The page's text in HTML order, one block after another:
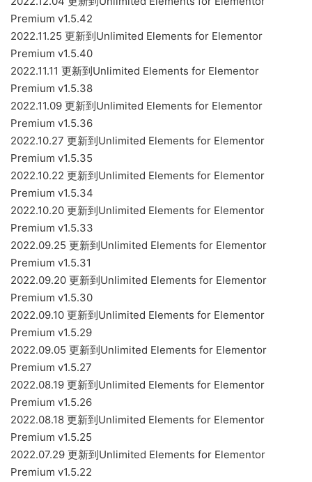
Premium v1.5.42
2022.11.25 更新到Unlimited Elements for Elementor
Premium v1.5.40
2022.11.11 更新到Unlimited Elements for Elementor
Premium v1.5.38
2022.11.09 更新到Unlimited Elements for Elementor
Premium v1.5.36
2022.10.27 更新到Unlimited Elements for Elementor
Premium v1.5.35
2022.10.22 更新到Unlimited Elements for Elementor
Premium v1.5.34
2022.10.20 更新到Unlimited Elements for Elementor
Premium v1.5.33
2022.09.25 更新到Unlimited Elements for Elementor
Premium v1.5.31
2022.09.20 更新到Unlimited Elements for Elementor
Premium v1.5.30
2022.09.10 更新到Unlimited Elements for Elementor
Premium v1.5.29
2022.09.05 更新到Unlimited Elements for Elementor
Premium v1.5.27
2022.08.19 更新到Unlimited Elements for Elementor
Premium v1.5.26
2022.08.18 更新到Unlimited Elements for Elementor
Premium v1.5.25
2022.07.29 更新到Unlimited Elements for Elementor
Premium v1.5.22